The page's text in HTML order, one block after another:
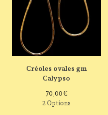
Créoles ovales gm
Calypso
70,00€
2 Options